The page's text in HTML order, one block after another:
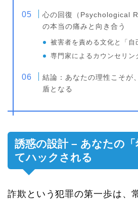
心の回復（Psychological
の本当の痛みと向き合う
被害者を責める文化と「自
専門家によるカウンセリン
結論：あなたの理性こそが
盾となる
誘惑の設計 – あなたの
てハックされる
詐欺という犯罪の第一歩は、